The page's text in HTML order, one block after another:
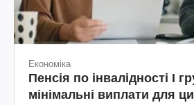
Економіка
Пенсія по інвалідності I
мінімальні виплати для